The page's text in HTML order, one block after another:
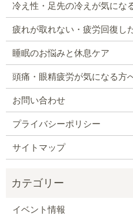
冷え性・足先の冷えが気にな
疲れが取れない・疲労回復し
睡眠のお悩みと休息ケア
頭痛・眼精疲労が気になる方
お問い合わせ
プライバシーポリシー
サイトマップ
イベント情報